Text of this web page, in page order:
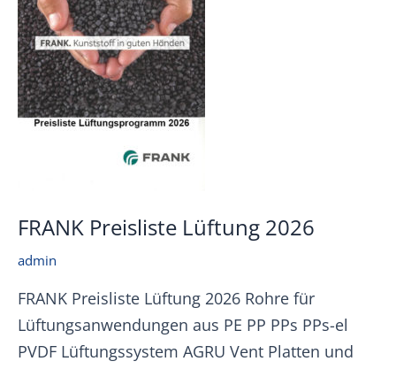
FRANK Preisliste Lüftung 2026
admin
FRANK Preisliste Lüftung 2026 Rohre für
Lüftungsanwendungen aus PE PP PPs PPs-el
PVDF Lüftungssystem AGRU Vent Platten und